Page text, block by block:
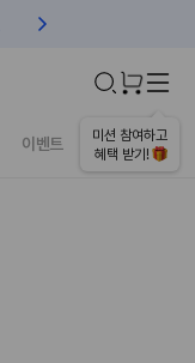
친구초대 1만원 리워드!
미션 참여하고
혜택 받기!
이벤트 건강매거진